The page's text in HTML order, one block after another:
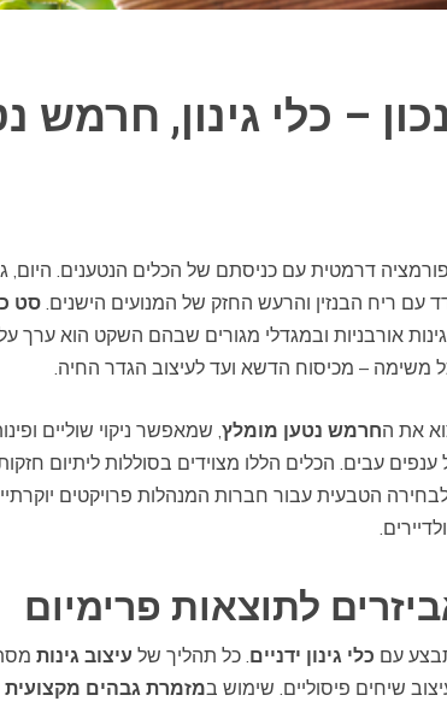
– כלי גינון, חרמש
דרמטית עם כניסתם של הכלים הנטענים. היום,
ריח הבנזין והרעש החזק של המנועים הישנים. סט
אורבניות ובמגדלי מגורים שבהם השקט הוא ערך
משימה – מכיסוח הדשא ועד לעיצוב הגדר החיה.
את החרמש נטען מומלץ, שמאפשר ניקוי שוליים
ענפים עבים. הכלים הללו מצוידים בסוללות ליתיום
הטבעית עבור חברות המנהלות פרויקטים
לתוצאות פרימיום
עם כלי גינון ידניים. כל תהליך של עיצוב גינות
שיחים פיסוליים. שימוש במזמרת גבהים מקצועית